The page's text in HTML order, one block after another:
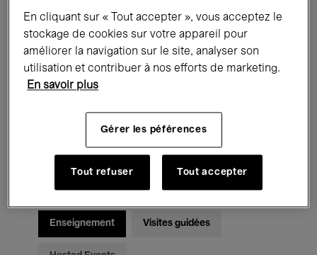
Expositions Films Performances
Rencontres & Débats Jazz
Musique électronique
Pour tous Kids’ Palace
Enseignement Visites guidées
En cliquant sur « Tout accepter », vous acceptez le
stockage de cookies sur votre appareil pour
améliorer la navigation sur le site, analyser son
utilisation et contribuer à nos efforts de marketing.
En savoir plus
Gérer les péférences
Tout refuser Tout accepter